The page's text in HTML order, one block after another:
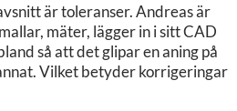
är toleranser. Andreas är
mäter, lägger in i sitt CAD
så att det glipar en aning på
Vilket betyder korrigeringar